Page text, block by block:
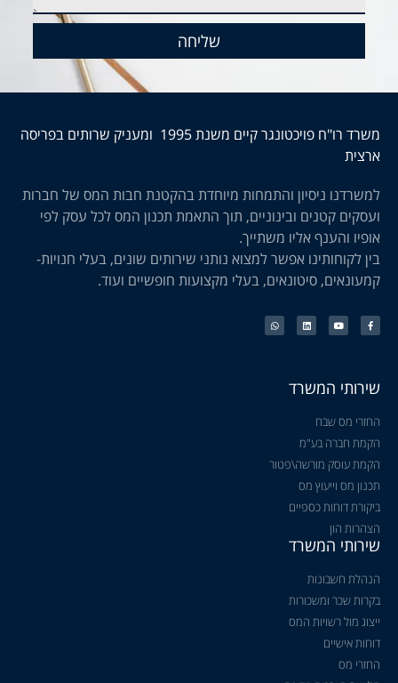
שליחה
משרד רו"ח פויכטונגר קיים משנת 1995 ומעניק שרותים בפריסה
ארצית
למשרדנו ניסיון והתמחות מיוחדת בהקטנת חבות המס של חברות
ועסקים קטנים ובינוניים, תוך התאמת תכנון המס לכל עסק לפי
אופיו והענף אליו משתייך.
בין לקוחותינו אפשר למצוא נותני שירותים שונים, בעלי חנויות-
קמעונאים, סיטונאים, בעלי מקצועות חופשיים ועוד.
שירותי המשרד
החזרי מס שבח
הקמת חברה בע"מ
הקמת עוסק מורשה\פטור
תכנון מס וייעוץ מס
ביקורת דוחות כספיים
הצהרות הון
שירותי המשרד
הנהלת חשבונות
בקרות שכר ומשכורות
ייצוג מול רשויות המס
דוחות אישיים
החזרי מס